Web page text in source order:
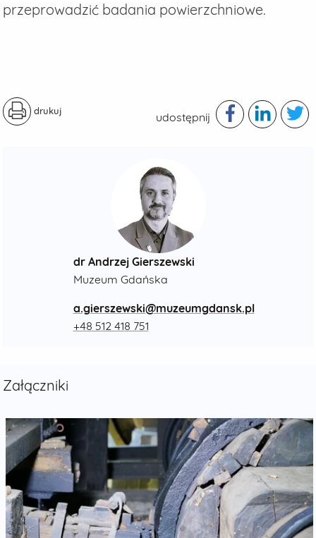
dr Andrzej Gierszewski
Muzeum Gdańska
a.gierszewski@muzeumgdansk.pl
+48 512 418 751
przeprowadzić badania powierzchniowe.
drukuj udostępnij
Załączniki